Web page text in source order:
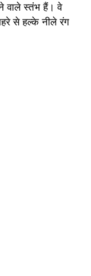
वाले स्तंभ हैं। वे
से हल्के नीले रंग